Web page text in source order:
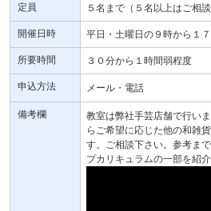
定員 ５名まで（５名以上はご相談
開催日時 平日・土曜日の９時から１
所要時間 ３０分から１時間弱程度
申込方法 メール・電話
備考欄
教室は弊社手芸店舗で行い
らご希望に応じた他の和雑
す。ご相談下さい。参考ま
プカリキュラムの一部を紹介